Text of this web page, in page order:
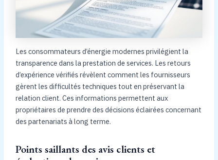
Les consommateurs d’énergie modernes privilégient la
transparence dans la prestation de services. Les retours
d’expérience vérifiés révèlent comment les fournisseurs
gèrent les difficultés techniques tout en préservant la
relation client. Ces informations permettent aux
propriétaires de prendre des décisions éclairées concernant
des partenariats à long terme.
Points saillants des avis clients et